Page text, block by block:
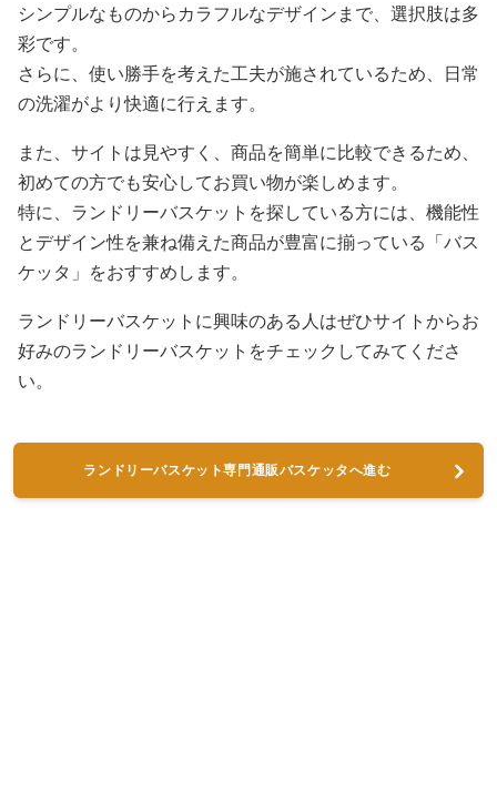
シンプルなものからカラフルなデザインまで、選択肢は多
彩です。
さらに、使い勝手を考えた工夫が施されているため、日常
の洗濯がより快適に行えます。
また、サイトは見やすく、商品を簡単に比較できるため、
初めての方でも安心してお買い物が楽しめます。
特に、ランドリーバスケットを探している方には、機能性
とデザイン性を兼ね備えた商品が豊富に揃っている「バス
ケッタ」をおすすめします。
ランドリーバスケットに興味のある人はぜひサイトからお
好みのランドリーバスケットをチェックしてみてくださ
い。
ランドリーバスケット専門通販バスケッタへ進む